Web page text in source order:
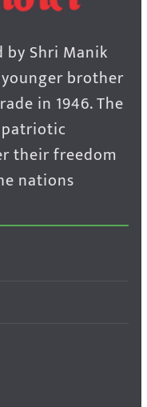
by Shri Manik
brother
in 1946. The
their freedom
nations